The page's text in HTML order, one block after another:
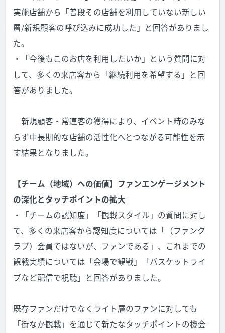
実施店舗から「普段その店舗を利用していない新しい
層/新規顧客の呼び込みに成功した」と回答がありまし
た。
・「今後もこのお店を利用したいか」という質問に対
して、多くの来店客から「継続利用を希望する」と回
答がありました。
新規顧客・常連客の獲得により、イベント時のみな
らず中長期的な店舗の活性化へとつながる可能性を示
す結果となりました。
【チーム（地域）への価値】ファンエンゲージメント
の深化とタッチポイントの拡大
・「チームの認知度」「観戦スタイル」の質問に対し
て、多くの来店客から認知度については「（ファンク
ラブ）会員ではないが、ファンである」、これまでの
観戦実績については「会場で観戦」「バスケットライ
ブなど配信で視聴」と回答がありました。
既存ファンだけでなくライト層のファンに対しても
「街なか観戦」を通じて新たなタッチポイントの機会